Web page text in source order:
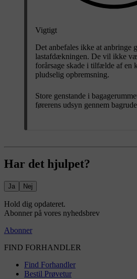
Vigtigt
Det anbefales ikke at anbringe
lastafdækningen. De vil ikke
forårsage skade i tilfælde af en
pludselig opbremsning.
Store genstande i
førerens udsyn gennem
Har det hjulpet?
Ja Nej